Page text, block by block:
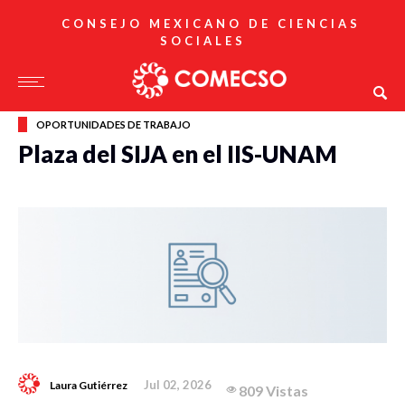
CONSEJO MEXICANO DE CIENCIAS
SOCIALES
OPORTUNIDADES DE TRABAJO
Plaza del SIJA en el IIS-UNAM
Laura Gutiérrez Jul 02, 2026 809 Vistas